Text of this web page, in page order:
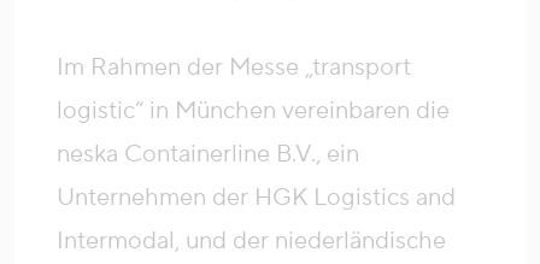
Im Rahmen der Messe „transport
logistic“ in München vereinbaren die
neska Containerline B.V., ein
Unternehmen der HGK Logistics and
Intermodal, und der niederländische